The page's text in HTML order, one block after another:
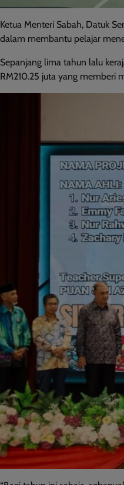
Ketua Menteri Sabah, Datuk
dalam membantu pelajar
Sepanjang lima tahun lalu
RM210.25 juta yang memberi